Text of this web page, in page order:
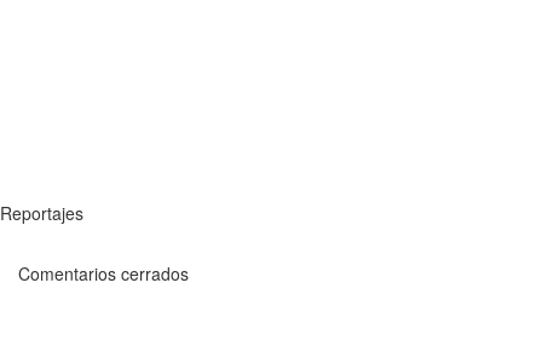
Reportajes
Comentarios cerrados